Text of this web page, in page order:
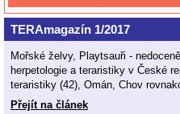
TERAmagazín 1/2017
Mořské želvy, Playtsauři -
herpetologie a teraristiky v České
teraristiky (42), Omán, Chov
Přejít na článek